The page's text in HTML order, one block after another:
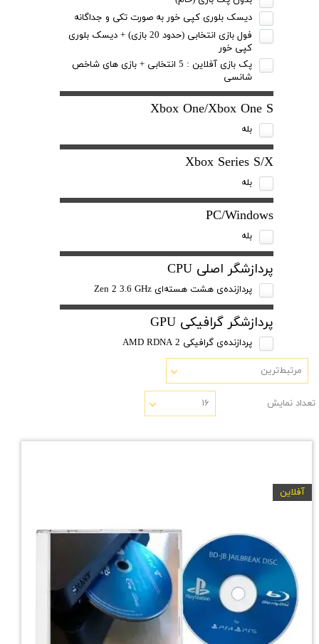
دیسک بلوری کپی خور به صورت تکی و جداگانه
فول بازی انتخابی (حدود 20 بازی) + دیسک بلوری
کپی خور
پک بازی آفلاین : 5 انتخابی + بازی های شاخص
شانسی
Xbox One/Xbox One S
بله
Xbox Series S/X
بله
PC/Windows
بله
پردازشگر اصلی CPU
پردازنده‌ی هشت هسته‌ای Zen 2 3.6 GHz
پردازشگر گرافیکی GPU
پردازنده‌ی گرافیکی AMD RDNA 2
مرتبط‌ترین
تعداد نمایش ۱۶
آفلاین